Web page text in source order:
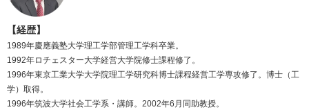
【経歴】
1989年慶應義塾大学理工学部管理工学科卒業。
1992年ロチェスター大学経営大学院修士課程修了。
1996年東京工業大学大学院理工学研究科博士課程経営工学専攻修了。博士（工
学）取得。
1996年筑波大学社会工学系・講師。2002年6月同助教授。